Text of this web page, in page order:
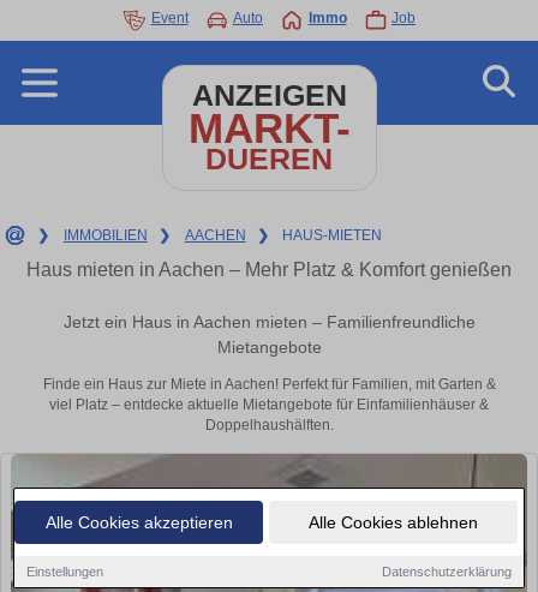
Alle Cookies akzeptieren Alle Cookies ablehnen
Einstellungen Datenschutzerklärung
Event Auto Immo Job
ANZEIGEN
MARKT-
DUEREN
❯ IMMOBILIEN ❯ AACHEN ❯ HAUS-MIETEN
Haus mieten in Aachen – Mehr Platz & Komfort genießen
Jetzt ein Haus in Aachen mieten – Familienfreundliche
Mietangebote
Finde ein Haus zur Miete in Aachen! Perfekt für Familien, mit Garten &
viel Platz – entdecke aktuelle Mietangebote für Einfamilienhäuser &
Doppelhaushälften.